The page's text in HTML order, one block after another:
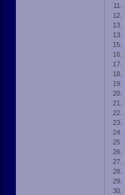
11.
12.
13.
13.
15.
16.
17.
18.
19.
20.
21.
22.
23.
24.
25.
26.
27.
28.
29.
30.